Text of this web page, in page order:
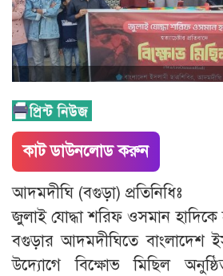
কাট ডাউনলোড করুন
আদমদীঘি (বগুড়া) প্রতিনিধিঃ
জুলাই যোদ্ধা শরিফ ওসমান হাদিকে
বগুড়ার আদমদীঘিতে বাংলাদেশ
উদ্যোগে বিক্ষোভ মিছিল